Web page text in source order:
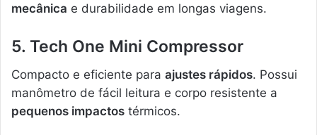
mecânica e durabilidade em longas viagens.
5. Tech One Mini Compressor
Compacto e eficiente para ajustes rápidos. Possui
manômetro de fácil leitura e corpo resistente a
pequenos impactos térmicos.